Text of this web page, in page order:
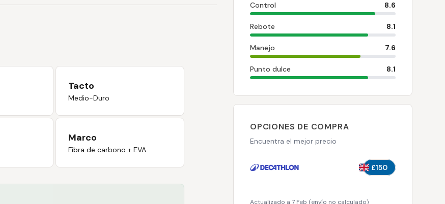
Tacto
Medio-Duro
Marco
Fibra de carbono + EVA
Control 8.6
Rebote 8.1
Manejo 7.6
Punto dulce 8.1
OPCIONES DE COMPRA
Encuentra el mejor precio
£150
Actualizado a 7 Feb (envío no calculado)